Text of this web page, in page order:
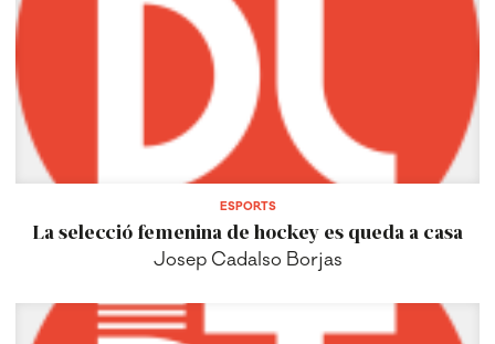
ESPORTS
La selecció femenina de hockey es queda a casa
Josep Cadalso Borjas